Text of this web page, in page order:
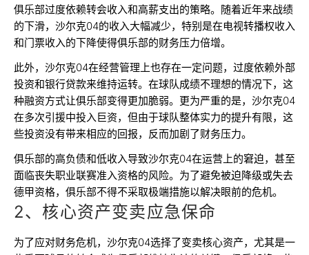
俱乐部过度依赖转会收入和高薪支出的策略。随着近年来战绩
的下滑，沙尔克04的收入大幅减少，特别是在电视转播权收入
和门票收入的下降使得俱乐部的财务压力倍增。
此外，沙尔克04在经营管理上也存在一定问题，过度依赖外部
投资和银行贷款来维持运转。在球队成绩不理想的情况下，这
种融资方式让俱乐部变得更加脆弱。更为严重的是，沙尔克04
在多次引援中投入巨资，但由于球队整体实力的提升有限，这
些投资没有带来相应的回报，反而加剧了财务压力。
俱乐部的高负债和低收入导致沙尔克04在运营上的窘迫，甚至
面临丧失职业联赛准入资格的风险。为了避免被迫降级或失去
德甲资格，俱乐部不得不采取极端措施以解决眼前的危机。
2、核心资产变卖应急保命
为了应对财务危机，沙尔克04选择了变卖核心资产，尤其是一